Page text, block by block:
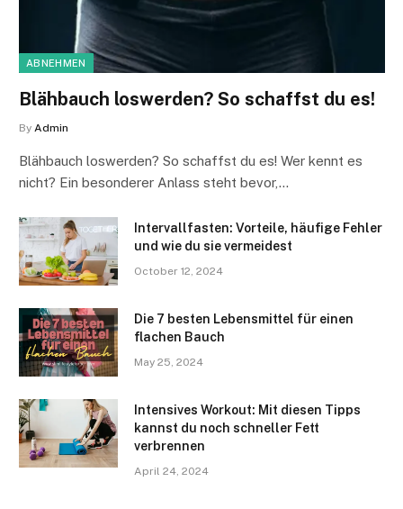
ABNEHMEN
Blähbauch loswerden? So schaffst du es!
By Admin
Blähbauch loswerden? So schaffst du es! Wer kennt es
nicht? Ein besonderer Anlass steht bevor,…
Intervallfasten: Vorteile, häufige Fehler
und wie du sie vermeidest
October 12, 2024
Die 7 besten Lebensmittel für einen
flachen Bauch
May 25, 2024
Intensives Workout: Mit diesen Tipps
kannst du noch schneller Fett
verbrennen
April 24, 2024